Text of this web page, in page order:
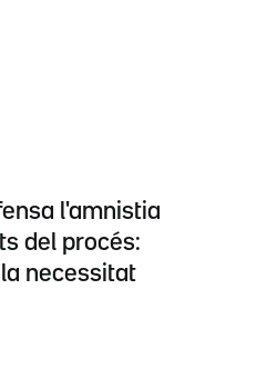
l'amnistia
del procés:
necessitat